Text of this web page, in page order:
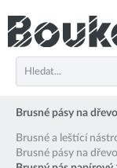
Brusné pásy na dřevo
Brusné a leštící
Brusné pásy na dřevo